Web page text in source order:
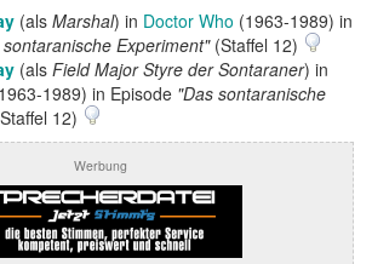
(als Marshal) in Doctor Who (1963-1989) in
sontaranische Experiment"(Staffel 12)
(als Field Major Styre der Sontaraner) in
1989) in Episode "Das sontaranische
12)
Werbung